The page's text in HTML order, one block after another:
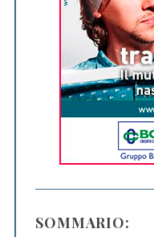
SOMMARIO: